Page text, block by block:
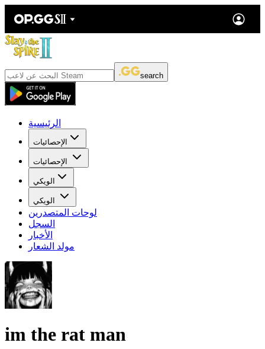
search
الرئيسية
الإحصائيات
الإحصائيات
الويكي
الويكي
لوحات المتصدرين
السجل
الأخبار
مولد الشعار
im the rat man